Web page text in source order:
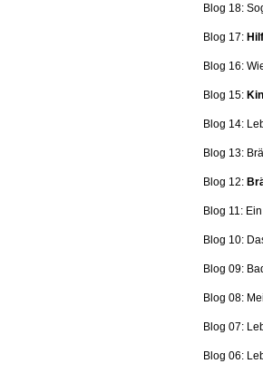
Blog 18:
Blog 17:
Blog 16:
Blog 15:
Blog 14:
Blog 13:
Blog 12:
Blog 11:
Blog 10:
Blog 09:
Blog 08:
Blog 07:
Blog 06: